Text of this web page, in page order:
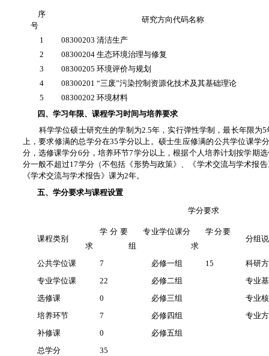
序
号
研究方向代码名称
1
08300203 清洁生产
2
08300204 生态环境治理与修复
3
08300205 环境评价与规划
4
08300201 “三废”污染控制资源化技术及其基础理论
5
08300202 环境材料
四、学习年限、课程学习时间与培养要求
科学学位硕士研究生的学制为2.5年，实行弹性学制，最长年限为
上，要求修满的总学分在35学分以上。硕士生应修满的公共学位课学
分，选修课学分6分，培养环节7学分以上，根据个人培养计划按学期
分一般不超过17学分（不包括《形势与政策》、《学术交流与学术报
《学术交流与学术报告》课为2年。
五、学分要求与课程设置
学分要求
课程类别
学分要
求
专业学位课分
组
学分要
求
分组
公共学位课 7 必修一组 15
科研
专业学位课
22 必修二组
专业
选修课
0 必修三组
专业
培养环节
7 必修四组
专业
补修课
0
必修五组
总学分
35